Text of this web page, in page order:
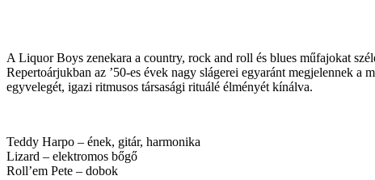
A Liquor Boys zenekara a country, rock and roll és blues műfajokat
Repertoárjukban az ’50-es évek nagy slágerei egyaránt megjelennek
egyvelegét, igazi ritmusos társasági rituálé élményét kínálva.
Teddy Harpo – ének, gitár, harmonika
Lizard – elektromos bőgő
Roll’em Pete – dobok